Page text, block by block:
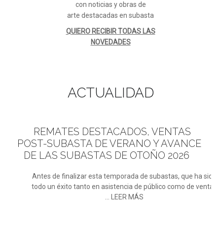
con noticias y obras de
arte destacadas en subasta
QUIERO RECIBIR TODAS LAS
NOVEDADES
ACTUALIDAD
REMATES DESTACADOS, VENTAS
POST-SUBASTA DE VERANO Y AVANCE
DE LAS SUBASTAS DE OTOÑO 2026
Antes de finalizar esta temporada de subastas, que ha sido
todo un éxito tanto en asistencia de público como de ventas
... LEER MÁS